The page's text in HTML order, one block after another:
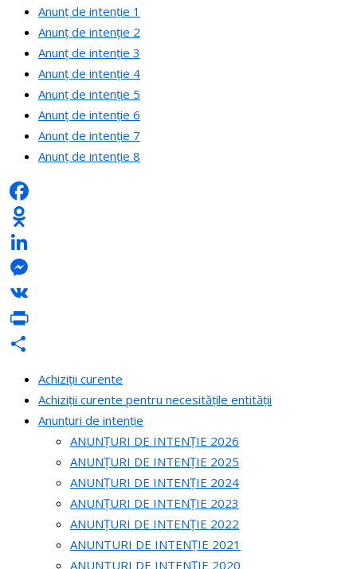
Anunț de intenție 1
Anunț de intenție 2
Anunț de intenție 3
Anunț de intenție 4
Anunț de intenție 5
Anunț de intenție 6
Anunț de intenție 7
Anunț de intenție 8
Facebook
Odnoklassniki
LinkedIn
Messenger
VK
PrintFriendly
Achiziții curente
Achiziții curente pentru necesitățile entității
Anunțuri de intenție
ANUNȚURI DE INTENȚIE 2026
ANUNȚURI DE INTENȚIE 2025
ANUNȚURI DE INTENȚIE 2024
ANUNȚURI DE INTENȚIE 2023
ANUNȚURI DE INTENȚIE 2022
ANUNTURI DE INTENȚIE 2021
ANUNTURI DE INTENȚIE 2020